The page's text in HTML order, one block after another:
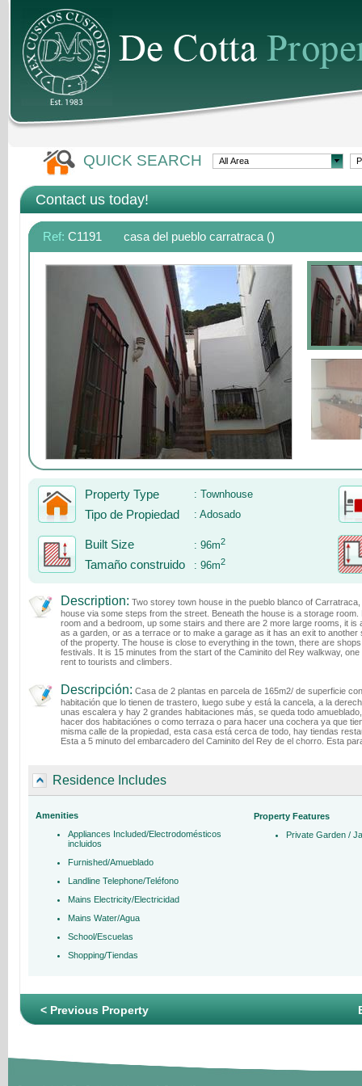
QUICK SEARCH
Contact us today!
Ref: C1191 casa del pueblo carratraca ()
Property Type : Townhouse
Tipo de Propiedad : Adosado
Built Size : 96m2
Tamaño construido : 96m2
Description: Two storey town house in the pueblo blanco of
house via some steps from the street. Beneath the house is a storage
room and a bedroom, up some stairs and there are 2 more large rooms, it
as a garden, or as a terrace or to make a garage as it has an exit to
of the property. The house is close to everything in the town, there are
festivals. It is 15 minutes from the start of the Caminito del Rey walkway,
rent to tourists and climbers.
Descripción: Casa de 2 plantas en parcela de 165m2/ de superficie
habitación que lo tienen de trastero, luego sube y está la cancela, a la
unas escalera y hay 2 grandes habitaciones más, se queda todo
hacer dos habitaciónes o como terraza o para hacer una cochera ya que
misma calle de la propiedad, esta casa está cerca de todo, hay tiendas
Esta a 5 minuto del embarcadero del Caminito del Rey de el chorro. Esta
Residence Includes
Amenities
Appliances Included/Electrodomésticos
incluidos
Furnished/Amueblado
Landline Telephone/Teléfono
Mains Electricity/Electricidad
Mains Water/Agua
School/Escuelas
Shopping/Tiendas
Property Features
Private Garden /
< Previous Property